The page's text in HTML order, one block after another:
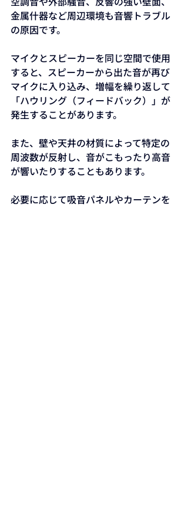
金属什器など周辺環境も音響トラブル
の原因です。
マイクとスピーカーを同じ空間で使用
すると、スピーカーから出た音が再び
マイクに入り込み、増幅を繰り返して
「ハウリング（フィードバック）」が
発生することがあります。
また、壁や天井の材質によって特定の
周波数が反射し、音がこもったり高音
が響いたりすることもあります。
必要に応じて吸音パネルやカーテンを